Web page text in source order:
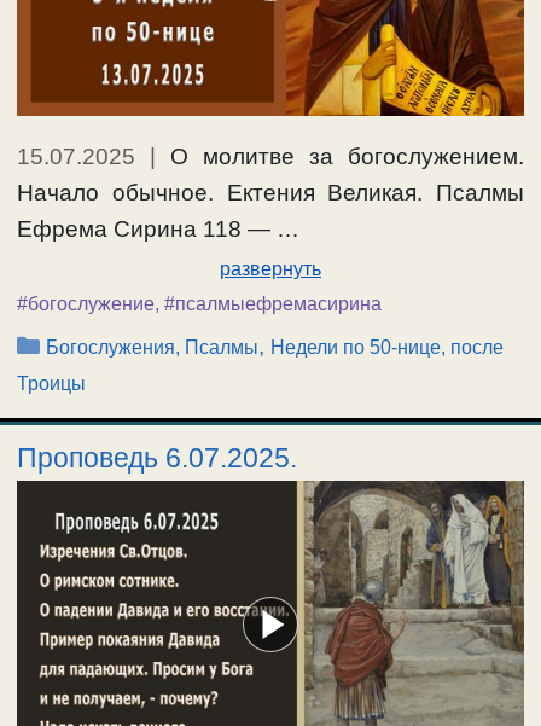
15.07.2025 | О молитве за богослужением.
Начало обычное. Ектения Великая. Псалмы
Ефрема Сирина 118 — …
развернуть
#богослужение, #псалмыефремасирина
Рубрики
Богослужения, Псалмы, Недели по 50-нице, после
Троицы
Проповедь 6.07.2025.